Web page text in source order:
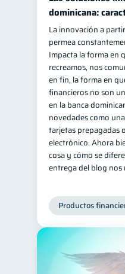
Salud financiera
Organización
Deudas 10
Entidad
Préstamos 8
Consejos
Tarjeta de crédito
Historial
Ciberseguridad
Derechos &
Vacaciones
Criptomonedas 2
dominicana:
La innovación a
permea
Impacta la forma en
recreamos, nos
en fin, la forma en
financieros no son
en la banca
novedades como
tarjetas prepagadas
electrónico. Ahora
cosa y cómo se
entrega del blog nos
Productos